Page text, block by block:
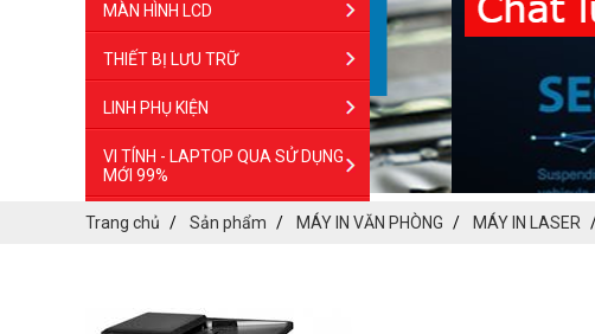
MÀN HÌNH LCD
THIẾT BỊ LƯU TRỮ
LINH PHỤ KIỆN
VI TÍNH - LAPTOP QUA SỬ DỤNG
MỚI 99%
Trang chủ Sản phẩm MÁY IN VĂN PHÒNG MÁY IN LASER